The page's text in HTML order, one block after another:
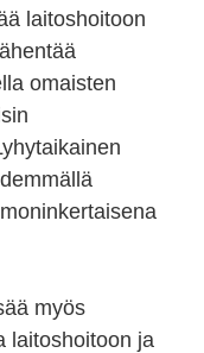
laitoshoitoon
omaisten
myös
laitoshoitoon ja